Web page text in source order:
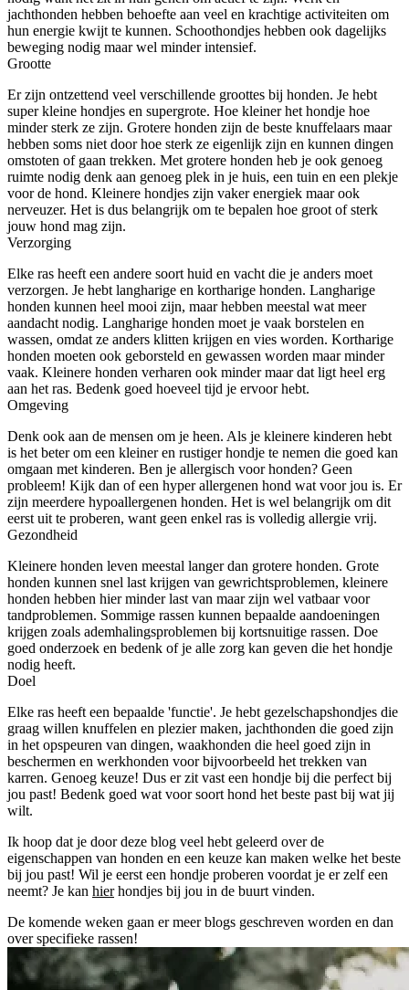
jachthonden hebben behoefte aan veel en krachtige activiteiten om
hun energie kwijt te kunnen. Schoothondjes hebben ook dagelijks
beweging nodig maar wel minder intensief.
Grootte
Er zijn ontzettend veel verschillende groottes bij honden. Je hebt
super kleine hondjes en supergrote. Hoe kleiner het hondje hoe
minder sterk ze zijn. Grotere honden zijn de beste knuffelaars maar
hebben soms niet door hoe sterk ze eigenlijk zijn en kunnen dingen
omstoten of gaan trekken. Met grotere honden heb je ook genoeg
ruimte nodig denk aan genoeg plek in je huis, een tuin en een plekje
voor de hond. Kleinere hondjes zijn vaker energiek maar ook
nerveuzer. Het is dus belangrijk om te bepalen hoe groot of sterk
jouw hond mag zijn.
Verzorging
Elke ras heeft een andere soort huid en vacht die je anders moet
verzorgen. Je hebt langharige en kortharige honden. Langharige
honden kunnen heel mooi zijn, maar hebben meestal wat meer
aandacht nodig. Langharige honden moet je vaak borstelen en
wassen, omdat ze anders klitten krijgen en vies worden. Kortharige
honden moeten ook geborsteld en gewassen worden maar minder
vaak. Kleinere honden verharen ook minder maar dat ligt heel erg
aan het ras. Bedenk goed hoeveel tijd je ervoor hebt.
Omgeving
Denk ook aan de mensen om je heen. Als je kleinere kinderen hebt
is het beter om een kleiner en rustiger hondje te nemen die goed kan
omgaan met kinderen. Ben je allergisch voor honden? Geen
probleem! Kijk dan of een hyper allergenen hond wat voor jou is. Er
zijn meerdere hypoallergenen honden. Het is wel belangrijk om dit
eerst uit te proberen, want geen enkel ras is volledig allergie vrij.
Gezondheid
Kleinere honden leven meestal langer dan grotere honden. Grote
honden kunnen snel last krijgen van gewrichtsproblemen, kleinere
honden hebben hier minder last van maar zijn wel vatbaar voor
tandproblemen. Sommige rassen kunnen bepaalde aandoeningen
krijgen zoals ademhalingsproblemen bij kortsnuitige rassen. Doe
goed onderzoek en bedenk of je alle zorg kan geven die het hondje
nodig heeft.
Doel
Elke ras heeft een bepaalde 'functie'. Je hebt gezelschapshondjes die
graag willen knuffelen en plezier maken, jachthonden die goed zijn
in het opspeuren van dingen, waakhonden die heel goed zijn in
beschermen en werkhonden voor bijvoorbeeld het trekken van
karren. Genoeg keuze! Dus er zit vast een hondje bij die perfect bij
jou past! Bedenk goed wat voor soort hond het beste past bij wat jij
wilt.
Ik hoop dat je door deze blog veel hebt geleerd over de
eigenschappen van honden en een keuze kan maken welke het beste
bij jou past! Wil je eerst een hondje proberen voordat je er zelf een
neemt? Je kan hierhondjes bij jou in de buurt vinden.
De komende weken gaan er meer blogs geschreven worden en dan
over specifieke rassen!